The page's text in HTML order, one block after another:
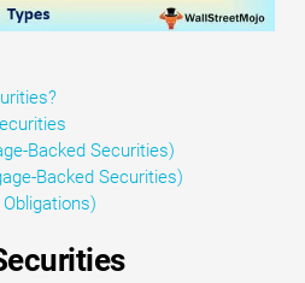
Backed Securities)
Backed Securities)